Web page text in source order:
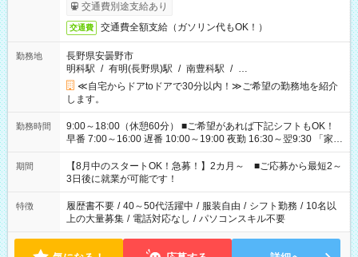
交通費別途支給あり
交通費 交通費全額支給（ガソリン代もOK！）
勤務地
長野県安曇野市
明科駅 / 有明(長野県)駅 / 南豊科駅 / …
≪自宅からドアtoドアで30分以内！≫ご希望の勤務地を紹介
します。
勤務時間
9:00～18:00（休憩60分） ■ご希望があれば下記シフトもOK！
早番 7:00～16:00 遅番 10:00～19:00 夜勤 16:30～翌9:30 「家族
と休みを合わせたい」 「余裕を持って夕飯の準備がしたい」
「できれば残業はしたくない」 など、ご希望を教えてください
ね。 ※Wワーク希望の方へ 今ご覧のお仕事で希望する勤務時間
と、もう1つのお仕事の勤務時間。 合計で週40時間を超える場
合は応募できません。
期間
【8月中のスタートOK！急募！】2カ月～ ■ご応募から最短2～
3日後に就業が可能です！
特徴 履歴書不要 / 40～50代活躍中 / 服装自由 / シフト勤務 / 10名以
上の大量募集 / 電話対応なし / パソコンスキル不要